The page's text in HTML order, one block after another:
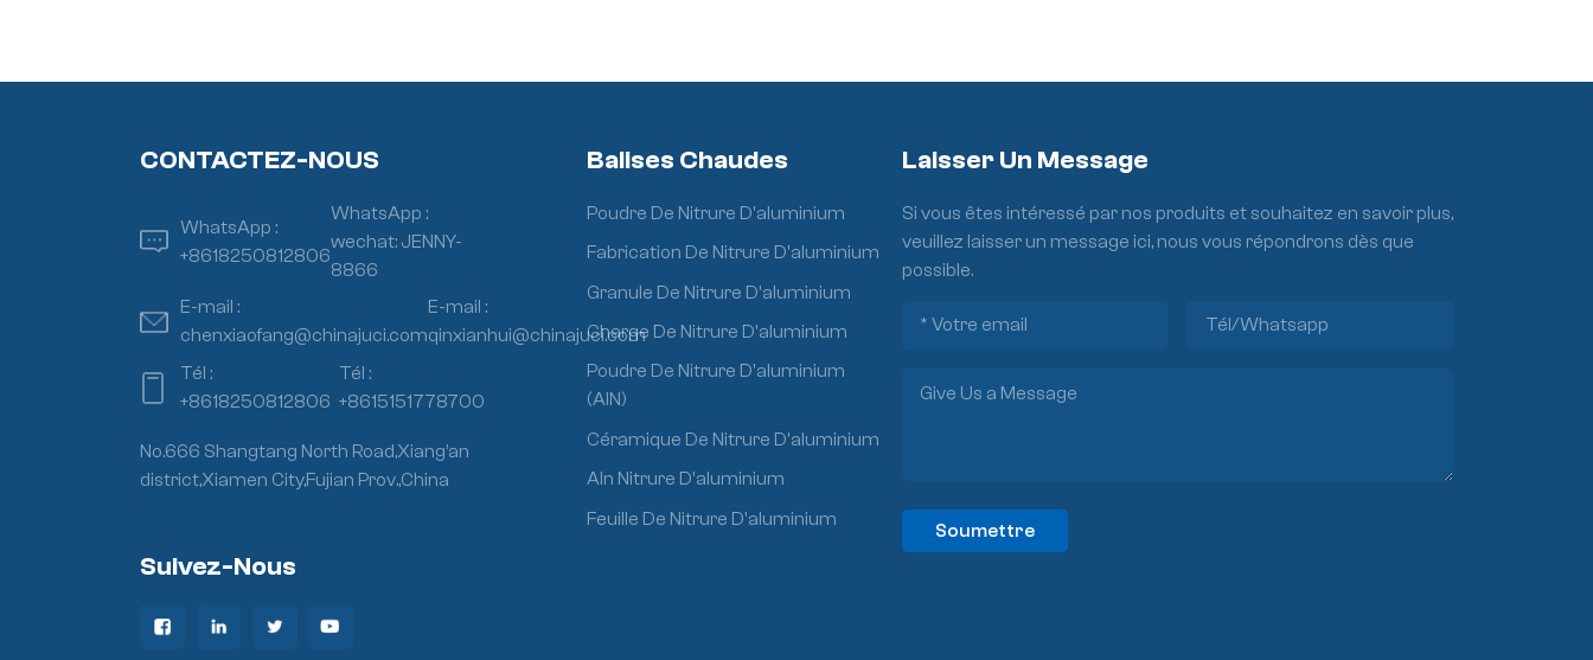
CONTACTEZ-NOUS
WhatsApp :
+8618250812806
WhatsApp :
wechat: JENNY-
8866
E-mail :
chenxiaofang@chinajuci.com
E-mail :
qinxianhui@chinajuci.com
Tél :
+8618250812806
Tél :
+8615151778700
No.666 Shangtang North Road,Xiang’an
district,Xiamen City,Fujian Prov.,China
Suivez-Nous
Balises Chaudes
Poudre De Nitrure D'aluminium
Fabrication De Nitrure D'aluminium
Granule De Nitrure D'aluminium
Charge De Nitrure D'aluminium
Poudre De Nitrure D'aluminium
(AlN)
Céramique De Nitrure D'aluminium
Aln Nitrure D'aluminium
Feuille De Nitrure D'aluminium
Laisser Un Message
Si vous êtes intéressé par nos produits et souhaitez en savoir plus,
veuillez laisser un message ici, nous vous répondrons dès que
possible.
Soumettre